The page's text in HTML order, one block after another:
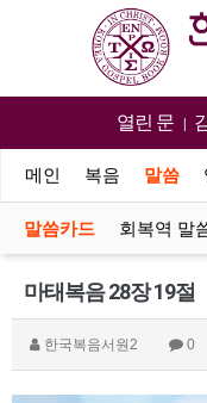
열린 문 |
메인 복음 말씀
말씀카드 회복역 말
마태복음 28장 19절
한국복음서원2 0